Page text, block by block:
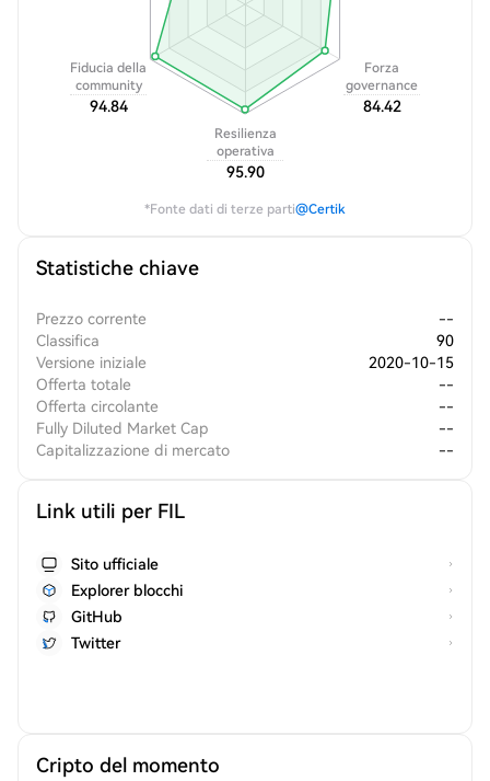
Fiducia della
community
94.84
Resilienza
operativa
95.90
Forza
governance
84.42
*Fonte dati di terze parti@Certik
Statistiche chiave
Prezzo corrente
--
Classifica
90
Versione iniziale
2020-10-15
Offerta totale
--
Offerta circolante
--
Fully Diluted Market Cap
--
Capitalizzazione di mercato
--
Link utili per FIL
Sito ufficiale
Explorer blocchi
GitHub
Twitter
Cripto del momento